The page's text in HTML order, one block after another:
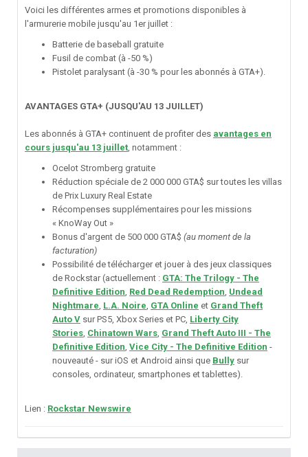
Voici les différentes armes et promotions disponibles à
l'armurerie mobile jusqu'au 1er juillet :
Batterie de baseball gratuite
Fusil de combat (à -50 %)
Pistolet paralysant (à -30 % pour les abonnés à GTA+).
AVANTAGES GTA+ (JUSQU'AU 13 JUILLET)
Les abonnés à GTA+ continuent de profiter des avantages en
cours jusqu'au 13 juillet, notamment :
Ocelot Stromberg gratuite
Réduction spéciale de 2 000 000 GTA$ sur toutes les villas
de Prix Luxury Real Estate
Récompenses supplémentaires pour les missions
« KnoWay Out »
Bonus d'argent de 500 000 GTA$ (au moment de la
facturation)
Possibilité de télécharger et jouer à des jeux classiques
de Rockstar (actuellement : GTA: The Trilogy - The
Definitive Edition, Red Dead Redemption, Undead
Nightmare, L.A. Noire, GTA Online et Grand Theft
Auto V sur PS5, Xbox Series et PC, Liberty City
Stories, Chinatown Wars, Grand Theft Auto III - The
Definitive Edition, Vice City - The Definitive Edition -
nouveauté - sur iOS et Android ainsi que Bully sur
consoles, ordinateur, smartphones et tablettes).
Lien : Rockstar Newswire